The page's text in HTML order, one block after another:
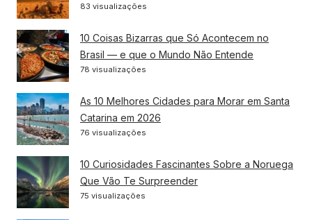
83 visualizações
10 Coisas Bizarras que Só Acontecem no
Brasil — e que o Mundo Não Entende
78 visualizações
As 10 Melhores Cidades para Morar em Santa
Catarina em 2026
76 visualizações
10 Curiosidades Fascinantes Sobre a Noruega
Que Vão Te Surpreender
75 visualizações